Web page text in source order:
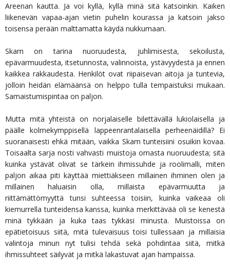
Areenan kautta. Ja voi kyllä, kyllä minä sitä katsoinkin. Kaiken
liikenevän vapaa-ajan vietin puhelin kourassa ja katsoin jakso
toisensa perään malttamatta käydä nukkumaan.
Skam on tarina nuoruudesta, juhlimisesta, sekoilusta,
epävarmuudesta, itsetunnosta, valinnoista, ystävyydestä ja ennen
kaikkea rakkaudesta. Henkilöt ovat riipaisevan aitoja ja tuntevia,
jolloin heidän elämäänsä on helppo tulla tempaistuksi mukaan.
Samaistumispintaa on paljon.
Mutta mitä yhteistä on norjalaiselle bilettävällä lukiolaisella ja
päälle kolmekymppisellä lappeenrantalaisella perheenäidillä? Ei
suoranaisesti ehkä mitään, vaikka Skam tunteisiini osuikin kovaa.
Toisaalta sarja nosti vahvasti muistoja omasta nuoruudesta; sitä
kuinka ystävät olivat se tärkein ihmissuhde ja roolimalli, miten
paljon aikaa piti käyttää miettiäkseen millainen ihminen olen ja
millainen haluaisin olla, millaista epävarmuutta ja
riittämättömyyttä tunsi suhteessa toisiin, kuinka vaikeaa oli
kiemurrella tunteidensa kanssa, kuinka merkittävää oli se kenestä
minä tykkään ja kuka taas tykkäsi minusta. Muistoissa on
epätietoisuus siitä, mitä tulevaisuus toisi tullessaan ja millaisia
valintoja minun nyt tulisi tehdä sekä pohdintaa siitä, mitkä
ihmissuhteet säilyvät ja mitkä lakastuvat ajan hampaissa.